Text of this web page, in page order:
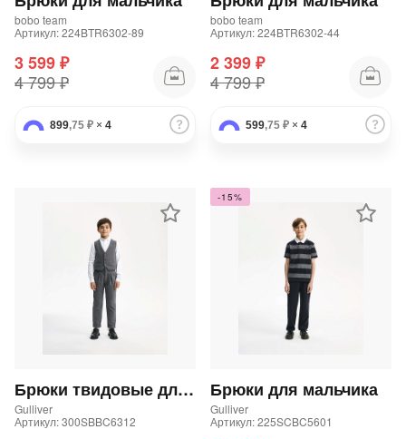
bobo team
Артикул: 224BTR6302-89
3 599 ₽
4 799 ₽
899,75 ₽ × 4
bobo team
Артикул: 224BТR6302-44
2 399 ₽
4 799 ₽
599,75 ₽ × 4
Брюки твидовые для мальчика зауженные к низу с регулировкой объема пояса серые
Gulliver
Артикул: 300SBBC6312
-15%
Брюки для мальчика
Gulliver
Артикул: 225SCBC5601